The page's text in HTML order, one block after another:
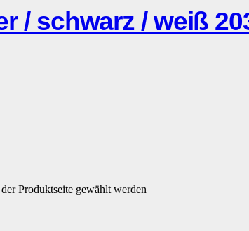
/ schwarz / weiß
Produktseite gewählt werden